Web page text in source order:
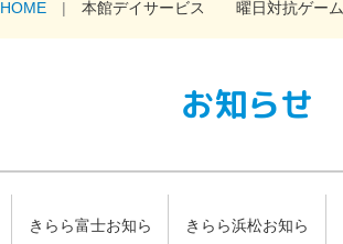
HOME 本館デイサービス 曜日対抗ゲーム
お知らせ
きらら富士お知ら
きらら浜松お知ら